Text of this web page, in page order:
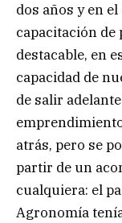
dos años y en
capacitación de
destacable, en
capacidad de
de salir
atrás, pero se
partir de un
cualquiera: el
Agronomía